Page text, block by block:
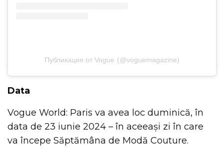
Публикация от Vogue (@voguemagazine)
Data
Vogue World: Paris va avea loc duminică, în
data de 23 iunie 2024 – în aceeași zi în care
va începe Săptămâna de Modă Couture.